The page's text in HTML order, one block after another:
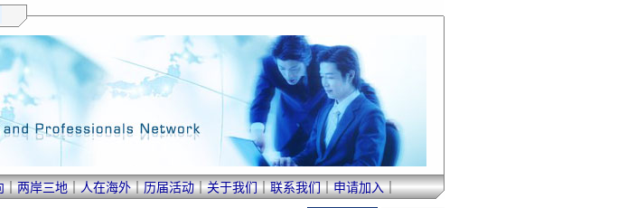
｜两岸三地｜人在海外｜历届活动｜关于我们｜联系我们｜申请加入｜